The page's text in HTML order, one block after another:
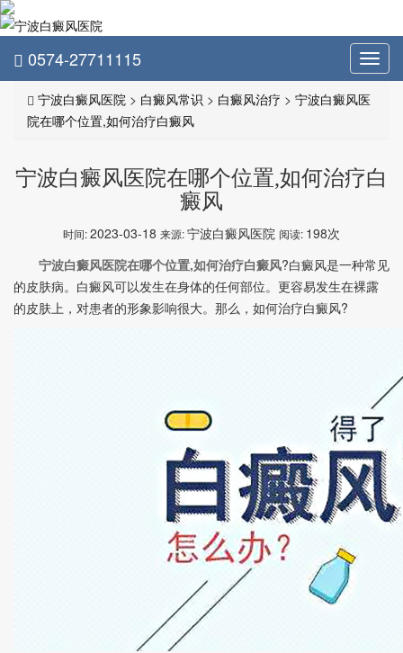
0574-27711115
宁波白癜风医院 > 白癜风常识 > 白癜风治疗 > 宁波白癜风医
院在哪个位置,如何治疗白癜风
宁波白癜风医院在哪个位置,如何治疗白
癜风
时间:2023-03-18 来源:宁波白癜风医院 阅读: 198次
宁波白癜风医院在哪个位置,如何治疗白癜风?白癜风是一种常见
的皮肤病。白癜风可以发生在身体的任何部位。更容易发生在裸露
的皮肤上，对患者的形象影响很大。那么，如何治疗白癜风?